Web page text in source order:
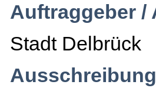
Auftraggeber /
Stadt Delbrück